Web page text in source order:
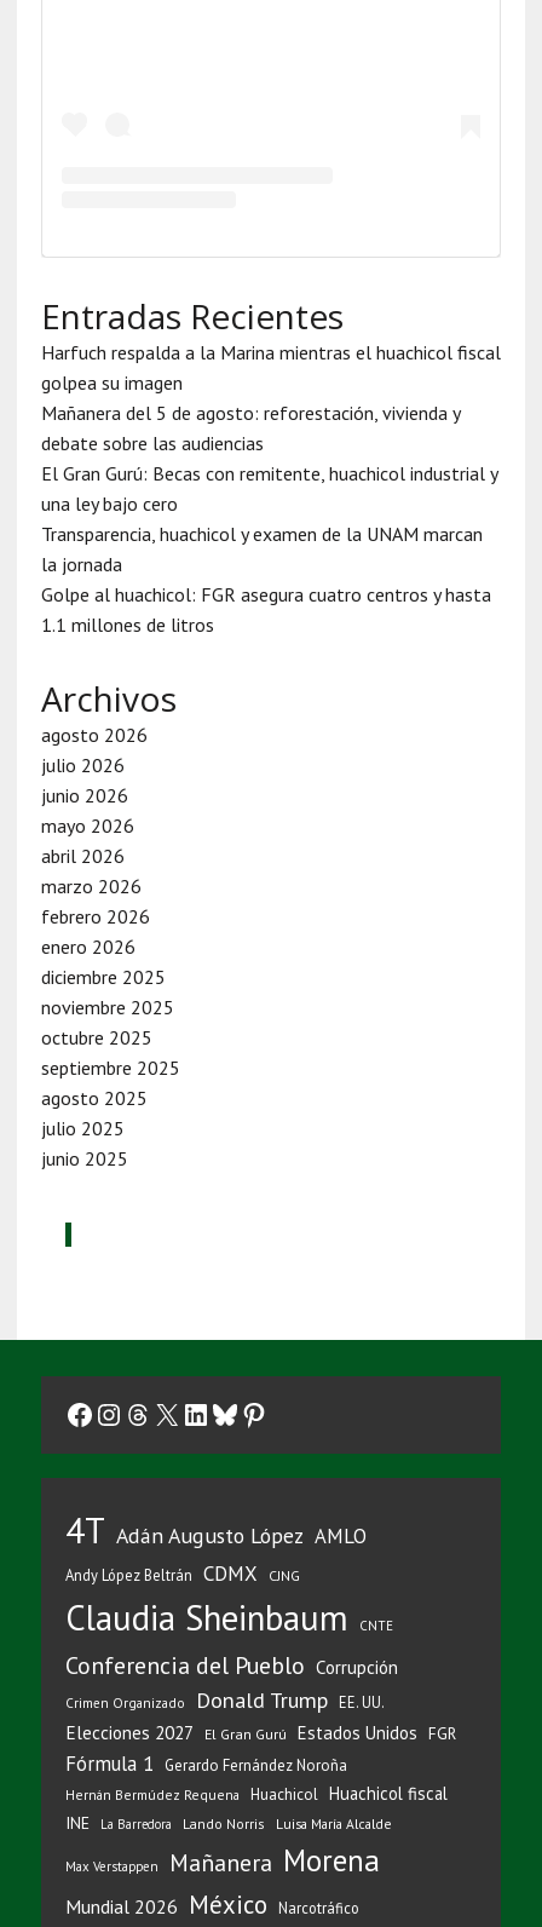
Entradas Recientes
Harfuch respalda a la Marina mientras el huachicol fiscal
golpea su imagen
Mañanera del 5 de agosto: reforestación, vivienda y
debate sobre las audiencias
El Gran Gurú: Becas con remitente, huachicol industrial y
una ley bajo cero
Transparencia, huachicol y examen de la UNAM marcan
la jornada
Golpe al huachicol: FGR asegura cuatro centros y hasta
1.1 millones de litros
Archivos
agosto 2026
julio 2026
junio 2026
mayo 2026
abril 2026
marzo 2026
febrero 2026
enero 2026
diciembre 2025
noviembre 2025
octubre 2025
septiembre 2025
agosto 2025
julio 2025
junio 2025
Facebook
Instagram
Threads
X LinkedIn
Bluesky
Pinterest
4T Adán Augusto López AMLO
Andy López Beltrán CDMX CJNG
Claudia Sheinbaum CNTE
Conferencia del Pueblo Corrupción
Crimen Organizado Donald Trump EE. UU.
Elecciones 2027 El Gran Gurú Estados Unidos FGR
Fórmula 1 Gerardo Fernández Noroña
Hernán Bermúdez Requena Huachicol Huachicol fiscal
INE La Barredora Lando Norris Luisa María Alcalde
Max Verstappen Mañanera Morena
Mundial 2026 México Narcotráfico